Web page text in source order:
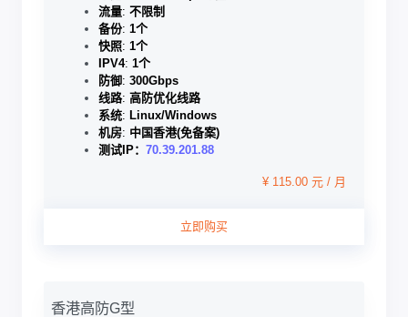
流量: 不限制
备份: 1个
快照: 1个
IPV4: 1个
防御: 300Gbps
线路: 高防优化线路
系统: Linux/Windows
机房: 中国香港(免备案)
测试IP： 70.39.201.88
¥ 115.00 元 / 月
立即购买
香港高防G型